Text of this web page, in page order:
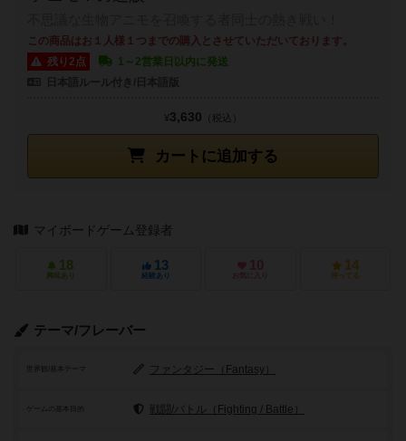
この商品はお１人様１つまでの購入とさせていただいております。
残り2点
1～2営業日以内に発送
カートに追加する
¥3,630 （税込）
マイボードゲーム登録者
18
興味あり
13
経験あり
10
お気に入り
14
持ってる
テーマ/フレーバー
世界観/基本テーマ ファンタジー（Fantasy）
戦闘/バトル（Fighting / Battle）